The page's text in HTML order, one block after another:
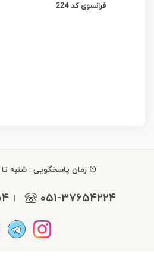
فرانسوی کد 224
زمان پاسخگویی : شنبه تا پنج
051-37654224
|